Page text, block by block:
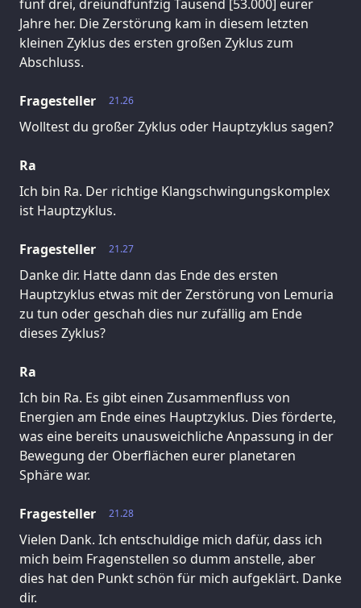
fünf drei, dreiundfünfzig Tausend [53.000] eurer
Jahre her. Die Zerstörung kam in diesem letzten
kleinen Zyklus des ersten großen Zyklus zum
Abschluss.
21.26
Fragesteller
Wolltest du großer Zyklus oder Hauptzyklus sagen?
Ra
Ich bin Ra. Der richtige Klangschwingungskomplex
ist Hauptzyklus.
21.27
Fragesteller
Danke dir. Hatte dann das Ende des ersten
Hauptzyklus etwas mit der Zerstörung von Lemuria
zu tun oder geschah dies nur zufällig am Ende
dieses Zyklus?
Ra
Ich bin Ra. Es gibt einen Zusammenfluss von
Energien am Ende eines Hauptzyklus. Dies förderte,
was eine bereits unausweichliche Anpassung in der
Bewegung der Oberflächen eurer planetaren
Sphäre war.
21.28
Fragesteller
Vielen Dank. Ich entschuldige mich dafür, dass ich
mich beim Fragenstellen so dumm anstelle, aber
dies hat den Punkt schön für mich aufgeklärt. Danke
dir.